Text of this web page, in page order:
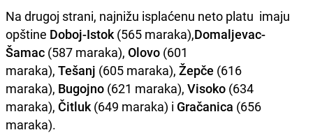
Na drugoj strani, najnižu isplaćenu neto platu imaju
opštine Doboj-Istok (565 maraka),Domaljevac-
Šamac (587 maraka), Olovo (601
maraka), Tešanj (605 maraka), Žepče (616
maraka), Bugojno (621 maraka), Visoko (634
maraka), Čitluk (649 maraka) i Gračanica (656
maraka).